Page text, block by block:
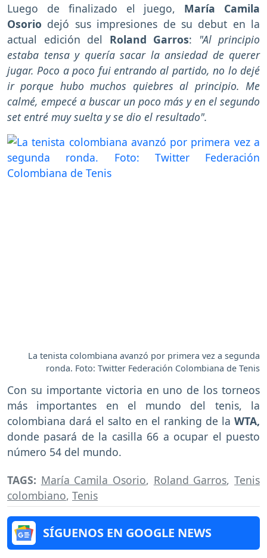
Luego de finalizado el juego, María Camila
Osorio dejó sus impresiones de su debut en la
actual edición del Roland Garros:
"Al principio
estaba tensa y quería sacar la ansiedad de querer
jugar. Poco a poco fui entrando al partido, no lo dejé
ir porque hubo muchos quiebres al principio. Me
calmé, empecé a buscar un poco más y en el segundo
set entré muy suelta y se dio el resultado".
La tenista colombiana avanzó por primera vez a segunda
ronda. Foto: Twitter Federación Colombiana de Tenis
Con su importante victoria en uno de los torneos
más importantes en el mundo del tenis, la
colombiana dará el salto en el ranking de la WTA,
donde pasará de la casilla 66 a ocupar el puesto
número 54 del mundo.
TAGS: María Camila Osorio, Roland Garros,Tenis
colombiano, Tenis
SÍGUENOS EN GOOGLE NEWS